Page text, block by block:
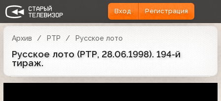
Вход Регистрация
Архив РТР Русское лото
Русское лото (РТР, 28.06.1998). 194-й
тираж.